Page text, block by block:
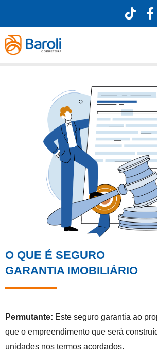
O QUE É SEGURO
GARANTIA IMOBILIÁRIO
Permutante: Este seguro garantia ao
que o empreendimento que será
unidades nos termos acordados.